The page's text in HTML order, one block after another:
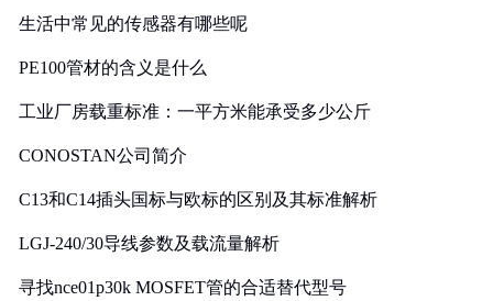
生活中常见的传感器有哪些呢
PE100管材的含义是什么
工业厂房载重标准：一平方米能承受多少公斤
CONOSTAN公司简介
C13和C14插头国标与欧标的区别及其标准解析
LGJ-240/30导线参数及载流量解析
寻找nce01p30k MOSFET管的合适替代型号